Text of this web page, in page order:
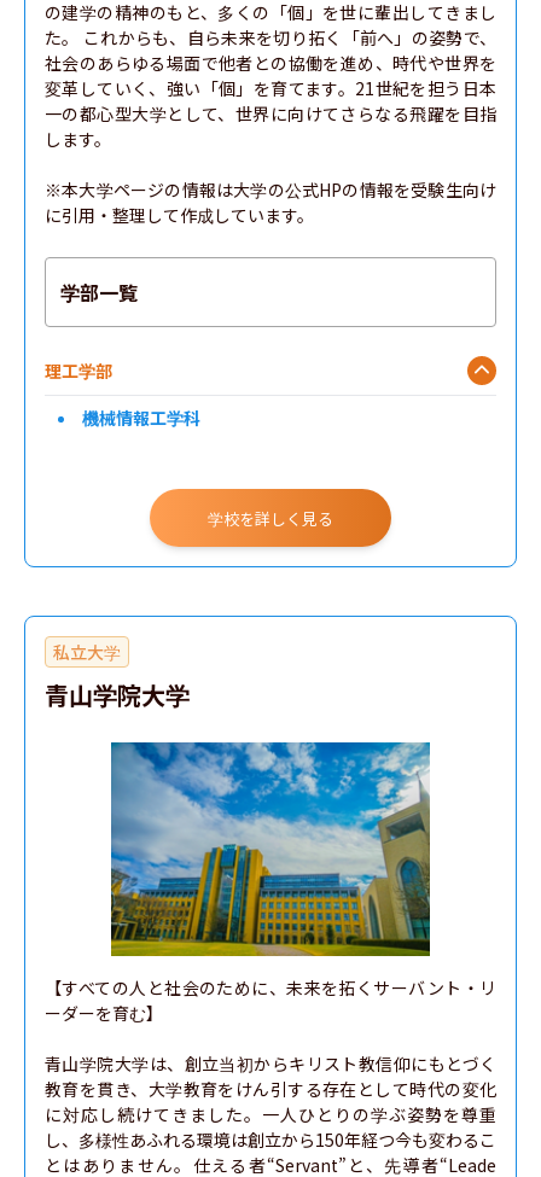
の建学の精神のもと、多くの「個」を世に輩出してきまし
た。 これからも、自ら未来を切り拓く「前へ」の姿勢で、
社会のあらゆる場面で他者との協働を進め、時代や世界を
変革していく、強い「個」を育てます。21世紀を担う日本
一の都心型大学として、世界に向けてさらなる飛躍を目指
します。
※本大学ページの情報は大学の公式HPの情報を受験生向け
に引用・整理して作成しています。
学部一覧
理工学部
機械情報工学科
学校を詳しく見る
私立大学
青山学院大学
【すべての人と社会のために、未来を拓くサーバント・リ
ーダーを育む】
青山学院大学は、創立当初からキリスト教信仰にもとづく
教育を貫き、大学教育をけん引する存在として時代の変化
に対応し続けてきました。一人ひとりの学ぶ姿勢を尊重
し、多様性あふれる環境は創立から150年経つ今も変わるこ
とはありません。仕える者“Servant”と、先導者“Leade